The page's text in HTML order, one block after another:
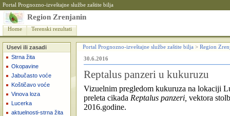
Portal Prognozno-izveštajne službe zaštite bilja
Region Zrenjanin
Home Terenski rezultati
Usevi ili zasadi
Strna žita
Okopavine
Jabučasto voće
Koštičavo voće
Vinova loza
Lucerka
aktuelnosti-strna žita
Portal Prognozno-izveštajne službe zaštite bilja > Region
30.6.2016
Reptalus panzeri u kukuruzu
Vizuelnim pregledom kukuruza na lokaciji
preleta cikada Reptalus panzeri, vektora
2016.godine.